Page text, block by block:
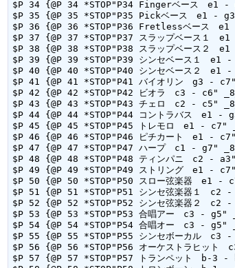
$P 34 {@P 34 *STOP"P34 Fingerベース　
$P 35 {@P 35 *STOP"P35 Pickベース　e1 -
$P 36 {@P 36 *STOP"P36 Fretlessベース
$P 37 {@P 37 *STOP"P37 スラップベース１
$P 38 {@P 38 *STOP"P38 スラップベース２
$P 39 {@P 39 *STOP"P39 シンセベース１　
$P 40 {@P 40 *STOP"P40 シンセベース２　
$P 41 {@P 41 *STOP"P41 バイオリン　g3 -
$P 42 {@P 42 *STOP"P42 ビオラ　c3 - c6"
$P 43 {@P 43 *STOP"P43 チェロ　c2 - c5"
$P 44 {@P 44 *STOP"P44 コントラバス　
$P 45 {@P 45 *STOP"P45 トレモロ　e1 -
$P 46 {@P 46 *STOP"P46 ピチカート　e1
$P 47 {@P 47 *STOP"P47 ハープ　c1 - g7"
$P 48 {@P 48 *STOP"P48 ティンパニ　c2 -
$P 49 {@P 49 *STOP"P49 ストリング　e1 -
$P 50 {@P 50 *STOP"P50 スロー弦楽器　
$P 51 {@P 51 *STOP"P51 シンセ弦楽器１
$P 52 {@P 52 *STOP"P52 シンセ弦楽器２
$P 53 {@P 53 *STOP"P53 合唱アー　c3 -
$P 54 {@P 54 *STOP"P54 合唱オー　c3 -
$P 55 {@P 55 *STOP"P55 シンセボーカル
$P 56 {@P 56 *STOP"P56 オーケストラヒッ
$P 57 {@P 57 *STOP"P57 トランペット　